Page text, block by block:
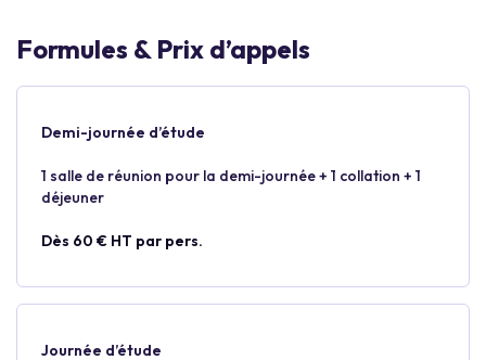
Formules & Prix d’appels
Demi-journée d’étude
1 salle de réunion pour la demi-journée + 1 collation + 1
déjeuner
Dès 60 € HT par pers.
Journée d’étude